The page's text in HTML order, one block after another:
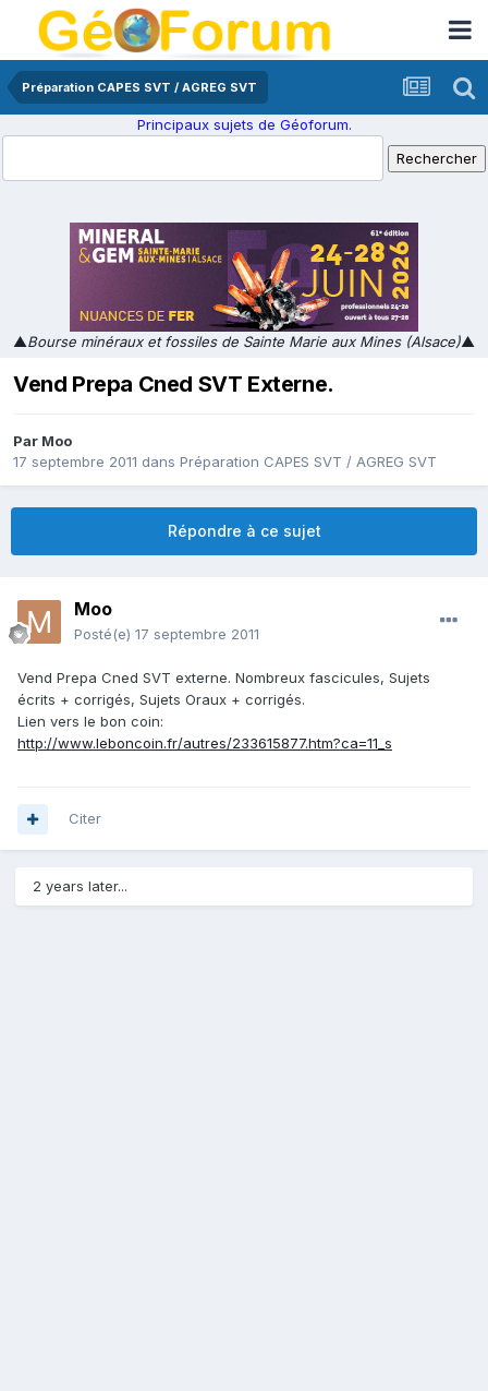
Préparation CAPES SVT / AGREG SVT
Principaux sujets de Géoforum.
▲Bourse minéraux et fossiles de Sainte Marie aux Mines (Alsace)▲
Vend Prepa Cned SVT Externe.
Par Moo
17 septembre 2011 dans Préparation CAPES SVT / AGREG SVT
Répondre à ce sujet
Moo
Posté(e) 17 septembre 2011
Vend Prepa Cned SVT externe. Nombreux fascicules, Sujets
écrits + corrigés, Sujets Oraux + corrigés.
Lien vers le bon coin:
http://www.leboncoin.fr/autres/233615877.htm?ca=11_s
Citer
2 years later...